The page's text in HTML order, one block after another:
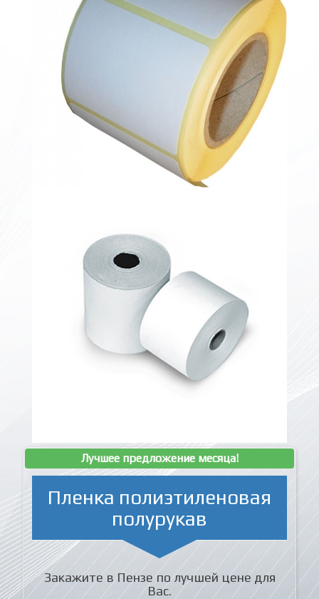
Лучшее предложение месяца!
Пленка полиэтиленовая
полурукав
Закажите в Пензе по лучшей цене для
Вас.